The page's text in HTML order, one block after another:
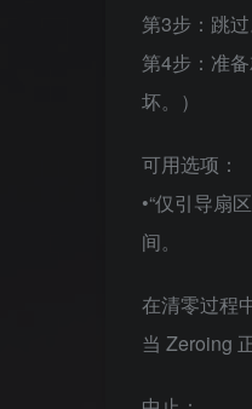
第3步：跳过
第4步：准
坏。）
可用选项：
•“仅引导扇
间。
在清零过程
当 Zeroing